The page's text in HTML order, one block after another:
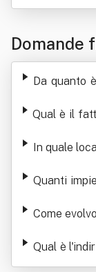
Domande
one
Da quanto
Qual è il
In quale
Quanti
Come
Qual è
Marittimi Srl